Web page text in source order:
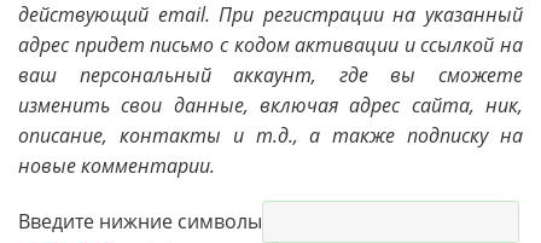
действующий email. При регистрации на указанный
адрес придет письмо с кодом активации и ссылкой на
ваш персональный аккаунт, где вы сможете
изменить свои данные, включая адрес сайта, ник,
описание, контакты и т.д., а также подписку на
новые комментарии.
Введите нижние символы